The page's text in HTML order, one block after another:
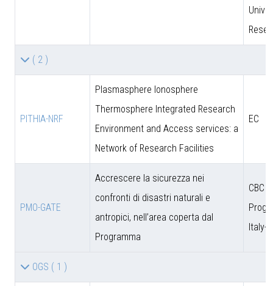
( 2 )
PITHIA-NRF
Plasmasphere Ionosphere
Thermosphere Integrated Research
Environment and Access services: a
Network of Research Facilities
EC
PMO-GATE
Accrescere la sicurezza nei
confronti di disastri naturali e
antropici, nell’area coperta dal
Programma
CBC
Italy-
OGS ( 1 )